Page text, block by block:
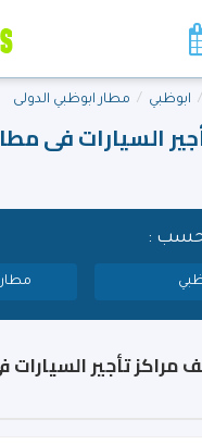
ابوظبي مطار ابوظبي الدولى
السيارات فى
حسب :
مطار
مراكز تأجير